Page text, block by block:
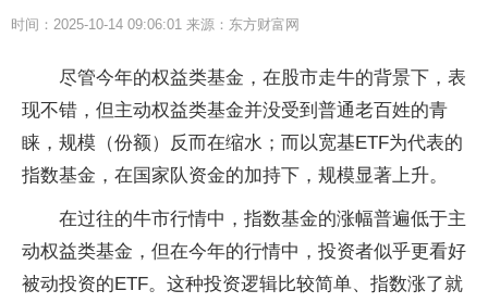
时间：2025-10-14 09:06:01 来源：东方财富网
尽管今年的权益类基金，在股市走牛的背景下，表
现不错，但主动权益类基金并没受到普通老百姓的青
睐，规模（份额）反而在缩水；而以宽基ETF为代表的
指数基金，在国家队资金的加持下，规模显著上升。
在过往的牛市行情中，指数基金的涨幅普遍低于主
动权益类基金，但在今年的行情中，投资者似乎更看好
被动投资的ETF。这种投资逻辑比较简单、指数涨了就